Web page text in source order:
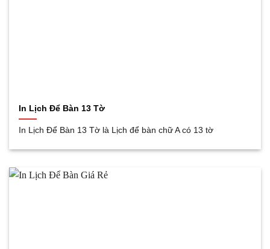
In Lịch Để Bàn 13 Tờ
In Lịch Để Bàn 13 Tờ là Lịch để bàn chữ A có 13 tờ